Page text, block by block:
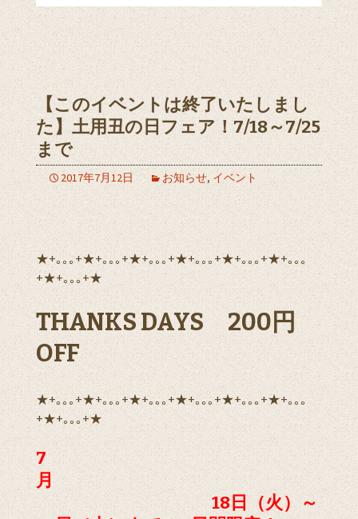
【このイベントは終了いたしまし
た】土用丑の日フェア！7/18～7/25
まで
2017年7月12日 お知らせ, イベント
★+｡｡｡+★+｡｡｡+★+｡｡｡+★+｡｡｡+★+｡｡｡+★+｡｡｡
+★+｡｡｡+★
THANKS DAYS 200円
OFF
★+｡｡｡+★+｡｡｡+★+｡｡｡+★+｡｡｡+★+｡｡｡+★+｡｡｡
+★+｡｡｡+★
7
月
18日（火）～